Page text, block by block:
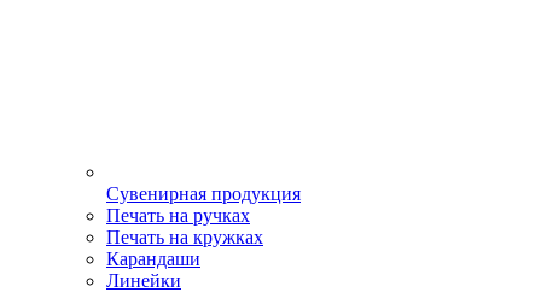
Сувенирная продукция
Печать на ручках
Печать на кружках
Карандаши
Линейки